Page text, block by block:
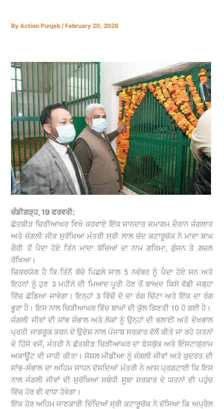
ByAction Punjab/ February 20, 2026
ਚੰਡੀਗੜ੍ਹ, 19 ਫਰਵਰੀ:
ਛੱਤਬੀੜ ਚਿੜੀਆਘਰ ਵਿਖੇ ਕਰਵਾਏ ਇੱਕ ਸ਼ਾਨਦਾਰ ਸਮਾਗਮ ਦੌਰਾਨ ਜੰਗਲਾਤ
ਅਤੇ ਜੰਗਲੀ ਜੀਵ ਸੁਰੱਖਿਆ ਮੰਤਰੀ ਸ੍ਰੀ ਲਾਲ ਚੰਦ ਕਟਾਰੂਚੱਕ ਨੇ ਮਾਦਾ ਬਾਘ
ਗੌਰੀ ਤੋਂ ਪੈਦਾ ਹੋਏ ਤਿੰਨ ਮਾਦਾ ਬੱਚਿਆਂ ਦਾ ਨਾਮ ਗਰਿਮਾ, ਗੁੰਜਨ ਤੇ ਗਜ਼ਲ
ਰੱਖਿਆ।
ਜ਼ਿਕਰਯੋਗ ਹੈ ਕਿ ਤਿੰਨੋਂ ਬੱਚੇ ਪਿਛਲੇ ਸਾਲ 5 ਨਵੰਬਰ ਨੂੰ ਪੈਦਾ ਹੋਏ ਸਨ ਅਤੇ
ਇਹਨਾਂ ਨੂੰ ਹੁਣ 3 ਮਹੀਨੇ ਦੀ ਮਿਆਦ ਪੂਰੀ ਹੋਣ ਤੋਂ ਬਾਅਦ ਕਿਸੇ ਵੱਡੀ ਜਗ੍ਹਾ
ਵਿੱਚ ਛੱਡਿਆ ਜਾਵੇਗਾ। ਇਨ੍ਹਾਂ 3 ਵਿੱਚੋਂ ਦੋ ਦਾ ਰੰਗ ਚਿੱਟਾ ਅਤੇ ਇੱਕ ਦਾ ਰੰਗ
ਭੂਰਾ ਹੈ। ਇਸ ਨਾਲ ਚਿੜੀਆਘਰ ਵਿੱਚ ਬਾਘਾਂ ਦੀ ਕੁੱਲ ਗਿਣਤੀ 10 ਹੋ ਗਈ ਹੈ।
ਜੰਗਲੀ ਜੀਵਾਂ ਦੀ ਸਾਂਭ ਸੰਭਾਲ ਅਤੇ ਲੋਕਾਂ ਨੂੰ ਉਨ੍ਹਾਂ ਦੀ ਭਲਾਈ ਅਤੇ ਦੇਖਭਾਲ
ਪ੍ਰਤੀ ਜਾਗਰੂਕ ਕਰਨ ਦੇ ਉਦੇਸ਼ ਨਾਲ ਪੰਜਾਬ ਸਰਕਾਰ ਵੱਲੋਂ ਕੀਤੇ ਜਾ ਰਹੇ ਯਤਨਾਂ
ਦੇ ਹਿੱਸੇ ਵਜੋਂ, ਮੰਤਰੀ ਨੇ ਛੱਤਬੀੜ ਚਿੜੀਆਘਰ ਦਾ ਫੇਸਬੁੱਕ ਅਤੇ ਇੰਸਟਾਗ੍ਰਾਮ
ਅਕਾਊਂਟ ਵੀ ਜਾਰੀ ਕੀਤਾ। ਸੋਸ਼ਲ ਮੀਡੀਆ ਨੂੰ ਜੰਗਲੀ ਜੀਵਾਂ ਅਤੇ ਕੁਦਰਤ ਦੀ
ਸਾਂਭ-ਸੰਭਾਲ ਦਾ ਅਹਿਮ ਸਾਧਨ ਦੱਸਦਿਆਂ ਮੰਤਰੀ ਨੇ ਆਸ ਪ੍ਰਗਟਾਈ ਕਿ ਇਸ
ਨਾਲ ਜੰਗਲੀ ਜੀਵਾਂ ਦੀ ਸੁਰੱਖਿਆ ਸਬੰਧੀ ਸੂਬਾ ਸਰਕਾਰ ਦੇ ਯਤਨਾਂ ਦੀ ਪਹੁੰਚ
ਵਿੱਚ ਹੋਰ ਵੀ ਵਾਧਾ ਹੋਵੇਗਾ।
ਇੱਕ ਹੋਰ ਅਹਿਮ ਜਾਣਕਾਰੀ ਦਿੰਦਿਆਂ ਸ੍ਰੀ ਕਟਾਰੂਚੱਕ ਨੇ ਦੱਸਿਆ ਕਿ ਅਪ੍ਰੈਲ